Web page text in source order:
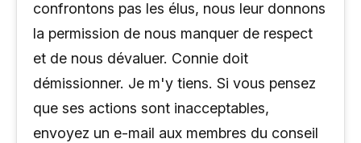
confrontons pas les élus, nous leur donnons
la permission de nous manquer de respect
et de nous dévaluer. Connie doit
démissionner. Je m'y tiens. Si vous pensez
que ses actions sont inacceptables,
envoyez un e-mail aux membres du conseil